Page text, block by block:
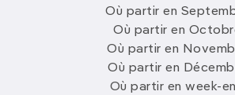
Où partir en
Où partir en
Où partir en
Où partir en
Où partir en week-